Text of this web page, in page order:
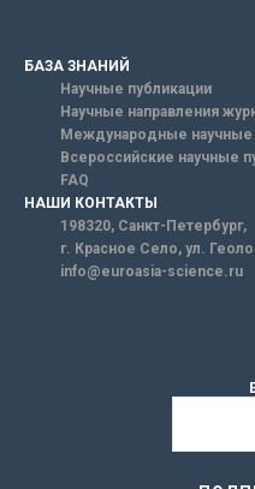
БАЗА ЗНАНИЙ
Научные публикации
Научные направления
Международные научные
Всероссийские научные
FAQ
НАШИ КОНТАКТЫ
198320, Санкт-Петербург,
г. Красное Село, ул.
info@euroasia-science.ru